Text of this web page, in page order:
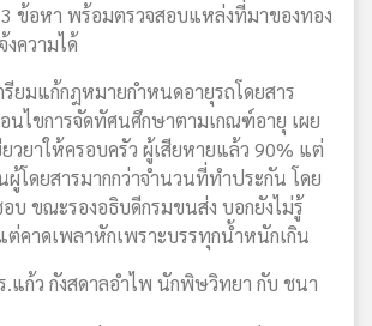
ข้อหา พร้อมตรวจสอบแหล่งที่มาของทอง
ความได้
ยมแก้กฎหมายกำหนดอายุรถโดยสาร
นไขการจัดทัศนศึกษาตามเกณฑ์อายุ เผย
วยาให้ครอบครัว ผู้เสียหายแล้ว 90% แต่
โดยสารมากกว่าจำนวนที่ทำประกัน โดย
อบ ขณะรองอธิบดีกรมขนส่ง บอกยังไม่รู้
คาดเพลาหักเพราะบรรทุกน้ำหนักเกิน
.แก้ว กังสดาลอำไพ นักพิษวิทยา กับ ชนา